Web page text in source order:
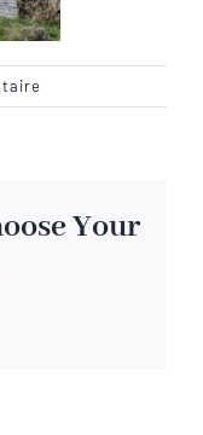
Your